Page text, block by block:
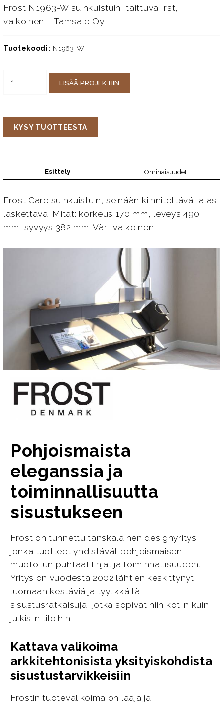
Frost N1963-W suihkuistuin, taittuva, rst,
valkoinen – Tamsale Oy
Tuotekoodi: N1963-W
LISÄÄ PROJEKTIIN
KYSY TUOTTEESTA
Esittely Ominaisuudet
Frost Care suihkuistuin, seinään kiinnitettävä, alas
laskettava. Mitat: korkeus 170 mm, leveys 490
mm, syvyys 382 mm. Väri: valkoinen.
Pohjoismaista
eleganssia ja
toiminnallisuutta
sisustukseen
Frost on tunnettu tanskalainen designyritys,
jonka tuotteet yhdistävät pohjoismaisen
muotoilun puhtaat linjat ja toiminnallisuuden.
Yritys on vuodesta 2002 lähtien keskittynyt
luomaan kestäviä ja tyylikkäitä
sisustusratkaisuja, jotka sopivat niin kotiin kuin
julkisiin tiloihin.
Kattava valikoima
arkkitehtonisista yksityiskohdista
sisustustarvikkeisiin
Frostin tuotevalikoima on laaja ja